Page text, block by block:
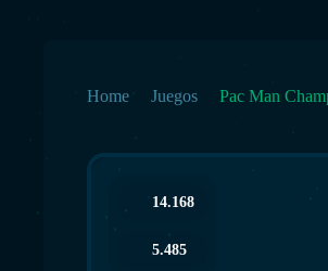
Home Juegos Pac Man
14.168
5.485